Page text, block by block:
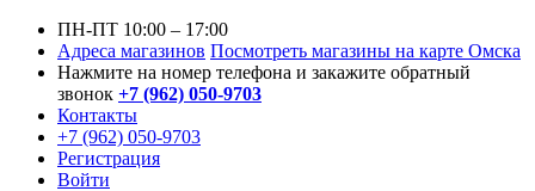
ПН-ПТ 10:00 – 17:00
Адреса магазинов Посмотреть магазины на карте Омска
Нажмите на номер телефона и закажите обратный
звонок +7 (962) 050-9703
Контакты
+7 (962) 050-9703
Регистрация
Войти